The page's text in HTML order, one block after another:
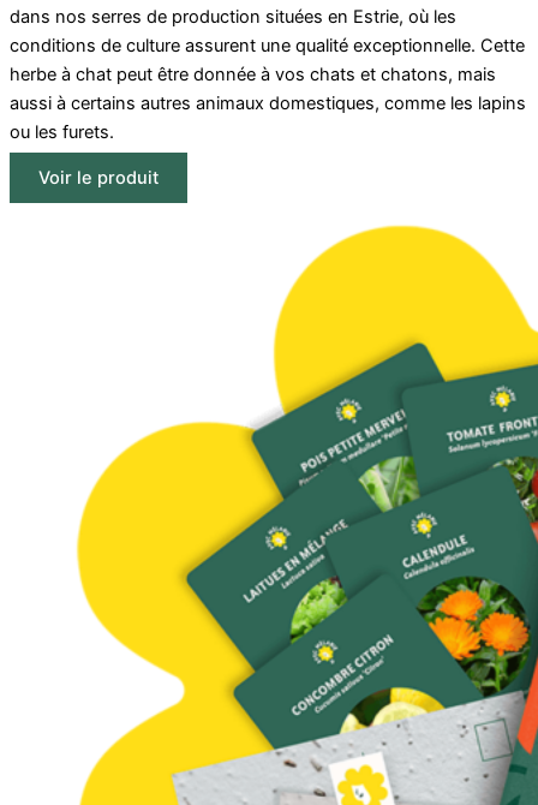
dans nos serres de production situées en Estrie, où les
conditions de culture assurent une qualité exceptionnelle. Cette
herbe à chat peut être donnée à vos chats et chatons, mais
aussi à certains autres animaux domestiques, comme les lapins
ou les furets.
Voir le produit